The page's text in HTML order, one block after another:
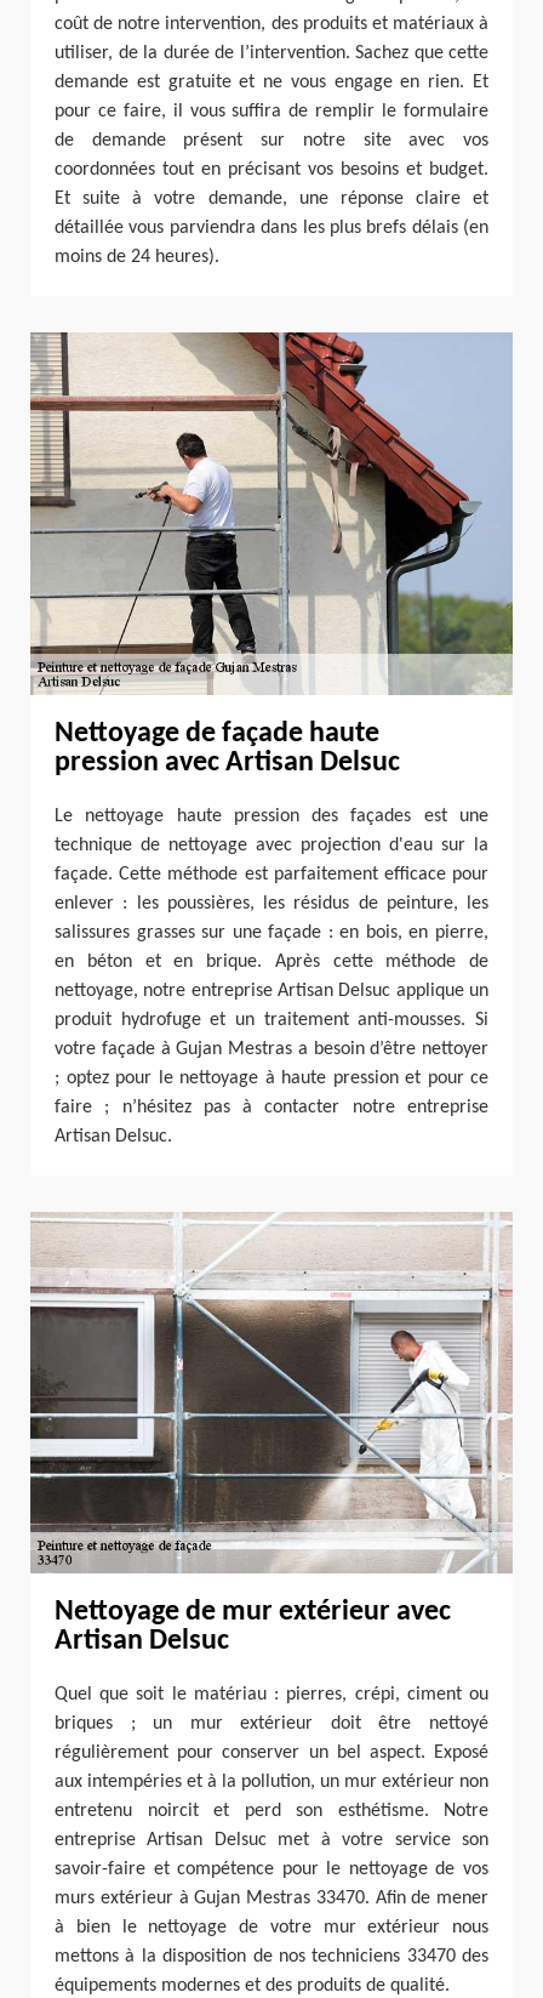
coût de notre intervention, des produits et matériaux à
utiliser, de la durée de l’intervention. Sachez que cette
demande est gratuite et ne vous engage en rien. Et
pour ce faire, il vous suffira de remplir le formulaire
de demande présent sur notre site avec vos
coordonnées tout en précisant vos besoins et budget.
Et suite à votre demande, une réponse claire et
détaillée vous parviendra dans les plus brefs délais (en
moins de 24 heures).
Nettoyage de façade haute
pression avec Artisan Delsuc
Le nettoyage haute pression des façades est une
technique de nettoyage avec projection d'eau sur la
façade. Cette méthode est parfaitement efficace pour
enlever : les poussières, les résidus de peinture, les
salissures grasses sur une façade : en bois, en pierre,
en béton et en brique. Après cette méthode de
nettoyage, notre entreprise Artisan Delsuc applique un
produit hydrofuge et un traitement anti-mousses. Si
votre façade à Gujan Mestras a besoin d’être nettoyer
; optez pour le nettoyage à haute pression et pour ce
faire ; n’hésitez pas à contacter notre entreprise
Artisan Delsuc.
Nettoyage de mur extérieur avec
Artisan Delsuc
Quel que soit le matériau : pierres, crépi, ciment ou
briques ; un mur extérieur doit être nettoyé
régulièrement pour conserver un bel aspect. Exposé
aux intempéries et à la pollution, un mur extérieur non
entretenu noircit et perd son esthétisme. Notre
entreprise Artisan Delsuc met à votre service son
savoir-faire et compétence pour le nettoyage de vos
murs extérieur à Gujan Mestras 33470. Afin de mener
à bien le nettoyage de votre mur extérieur nous
mettons à la disposition de nos techniciens 33470 des
équipements modernes et des produits de qualité.